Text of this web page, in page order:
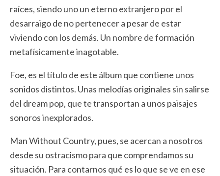
raíces, siendo uno un eterno extranjero por el
desarraigo de no pertenecer a pesar de estar
viviendo con los demás. Un nombre de formación
metafísicamente inagotable.
Foe, es el título de este álbum que contiene unos
sonidos distintos. Unas melodías originales sin salirse
del dream pop, que te transportan a unos paisajes
sonoros inexplorados.
Man Without Country, pues, se acercan a nosotros
desde su ostracismo para que comprendamos su
situación. Para contarnos qué es lo que se ve en ese